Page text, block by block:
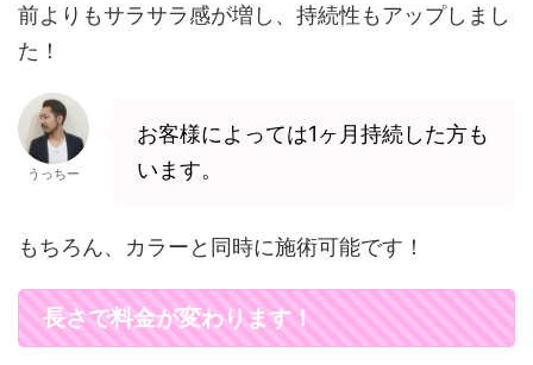
前よりもサラサラ感が増し、持続性もアップしまし
た！
うっちー
お客様によっては1ヶ月持続した方も
います。
もちろん、カラーと同時に施術可能です！
長さで料金が変わります！